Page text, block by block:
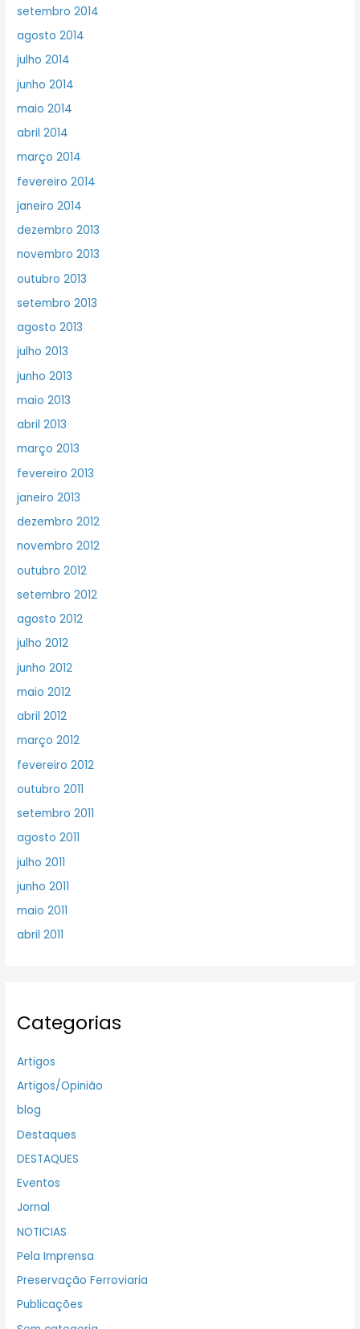
setembro 2014
agosto 2014
julho 2014
junho 2014
maio 2014
abril 2014
março 2014
fevereiro 2014
janeiro 2014
dezembro 2013
novembro 2013
outubro 2013
setembro 2013
agosto 2013
julho 2013
junho 2013
maio 2013
abril 2013
março 2013
fevereiro 2013
janeiro 2013
dezembro 2012
novembro 2012
outubro 2012
setembro 2012
agosto 2012
julho 2012
junho 2012
maio 2012
abril 2012
março 2012
fevereiro 2012
outubro 2011
setembro 2011
agosto 2011
julho 2011
junho 2011
maio 2011
abril 2011
Categorias
Artigos
Artigos/Opinião
blog
Destaques
DESTAQUES
Eventos
Jornal
NOTICIAS
Pela Imprensa
Preservação Ferroviaria
Publicações